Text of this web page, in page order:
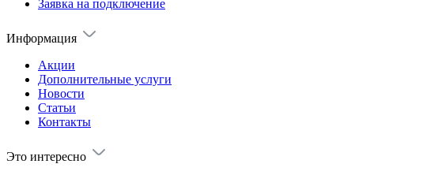
Заявка на подключение
Информация
Акции
Дополнительные услуги
Новости
Статьи
Контакты
Это интересно